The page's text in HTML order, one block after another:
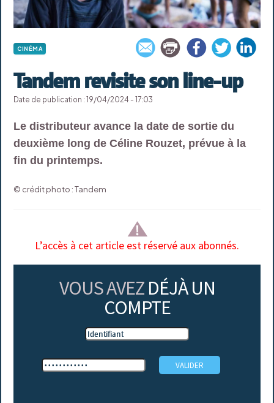
CINÉMA
Tandem revisite son line-up
Date de publication : 19/04/2024 - 17:03
Le distributeur avance la date de sortie du
deuxième long de Céline Rouzet, prévue à la
fin du printemps.
© crédit photo : Tandem
L’accès à cet article est réservé aux abonnés.
VOUS AVEZ DÉJÀ UN
COMPTE